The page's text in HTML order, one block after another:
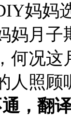
妈妈
妈月
何况这
人照顾
翻译